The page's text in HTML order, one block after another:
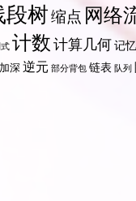
段树缩点 网络
计数计算几何记
深 逆元 部分背包 链表 队列